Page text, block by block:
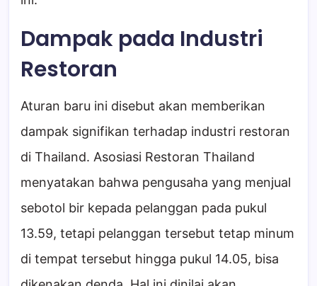
Dampak pada Industri
Restoran
Aturan baru ini disebut akan memberikan
dampak signifikan terhadap industri restoran
di Thailand. Asosiasi Restoran Thailand
menyatakan bahwa pengusaha yang menjual
sebotol bir kepada pelanggan pada pukul
13.59, tetapi pelanggan tersebut tetap minum
di tempat tersebut hingga pukul 14.05, bisa